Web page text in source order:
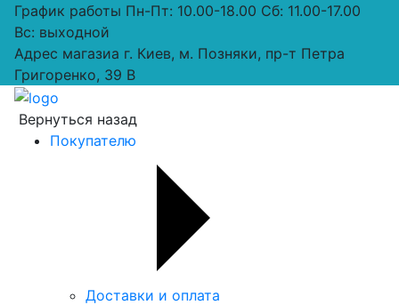
График работы Пн-Пт: 10.00-18.00 Сб: 11.00-17.00
Вс: выходной
Адрес магазиа г. Киев, м. Позняки, пр-т Петра
Григоренко, 39 В
Вернуться назад
Покупателю
Доставки и оплата